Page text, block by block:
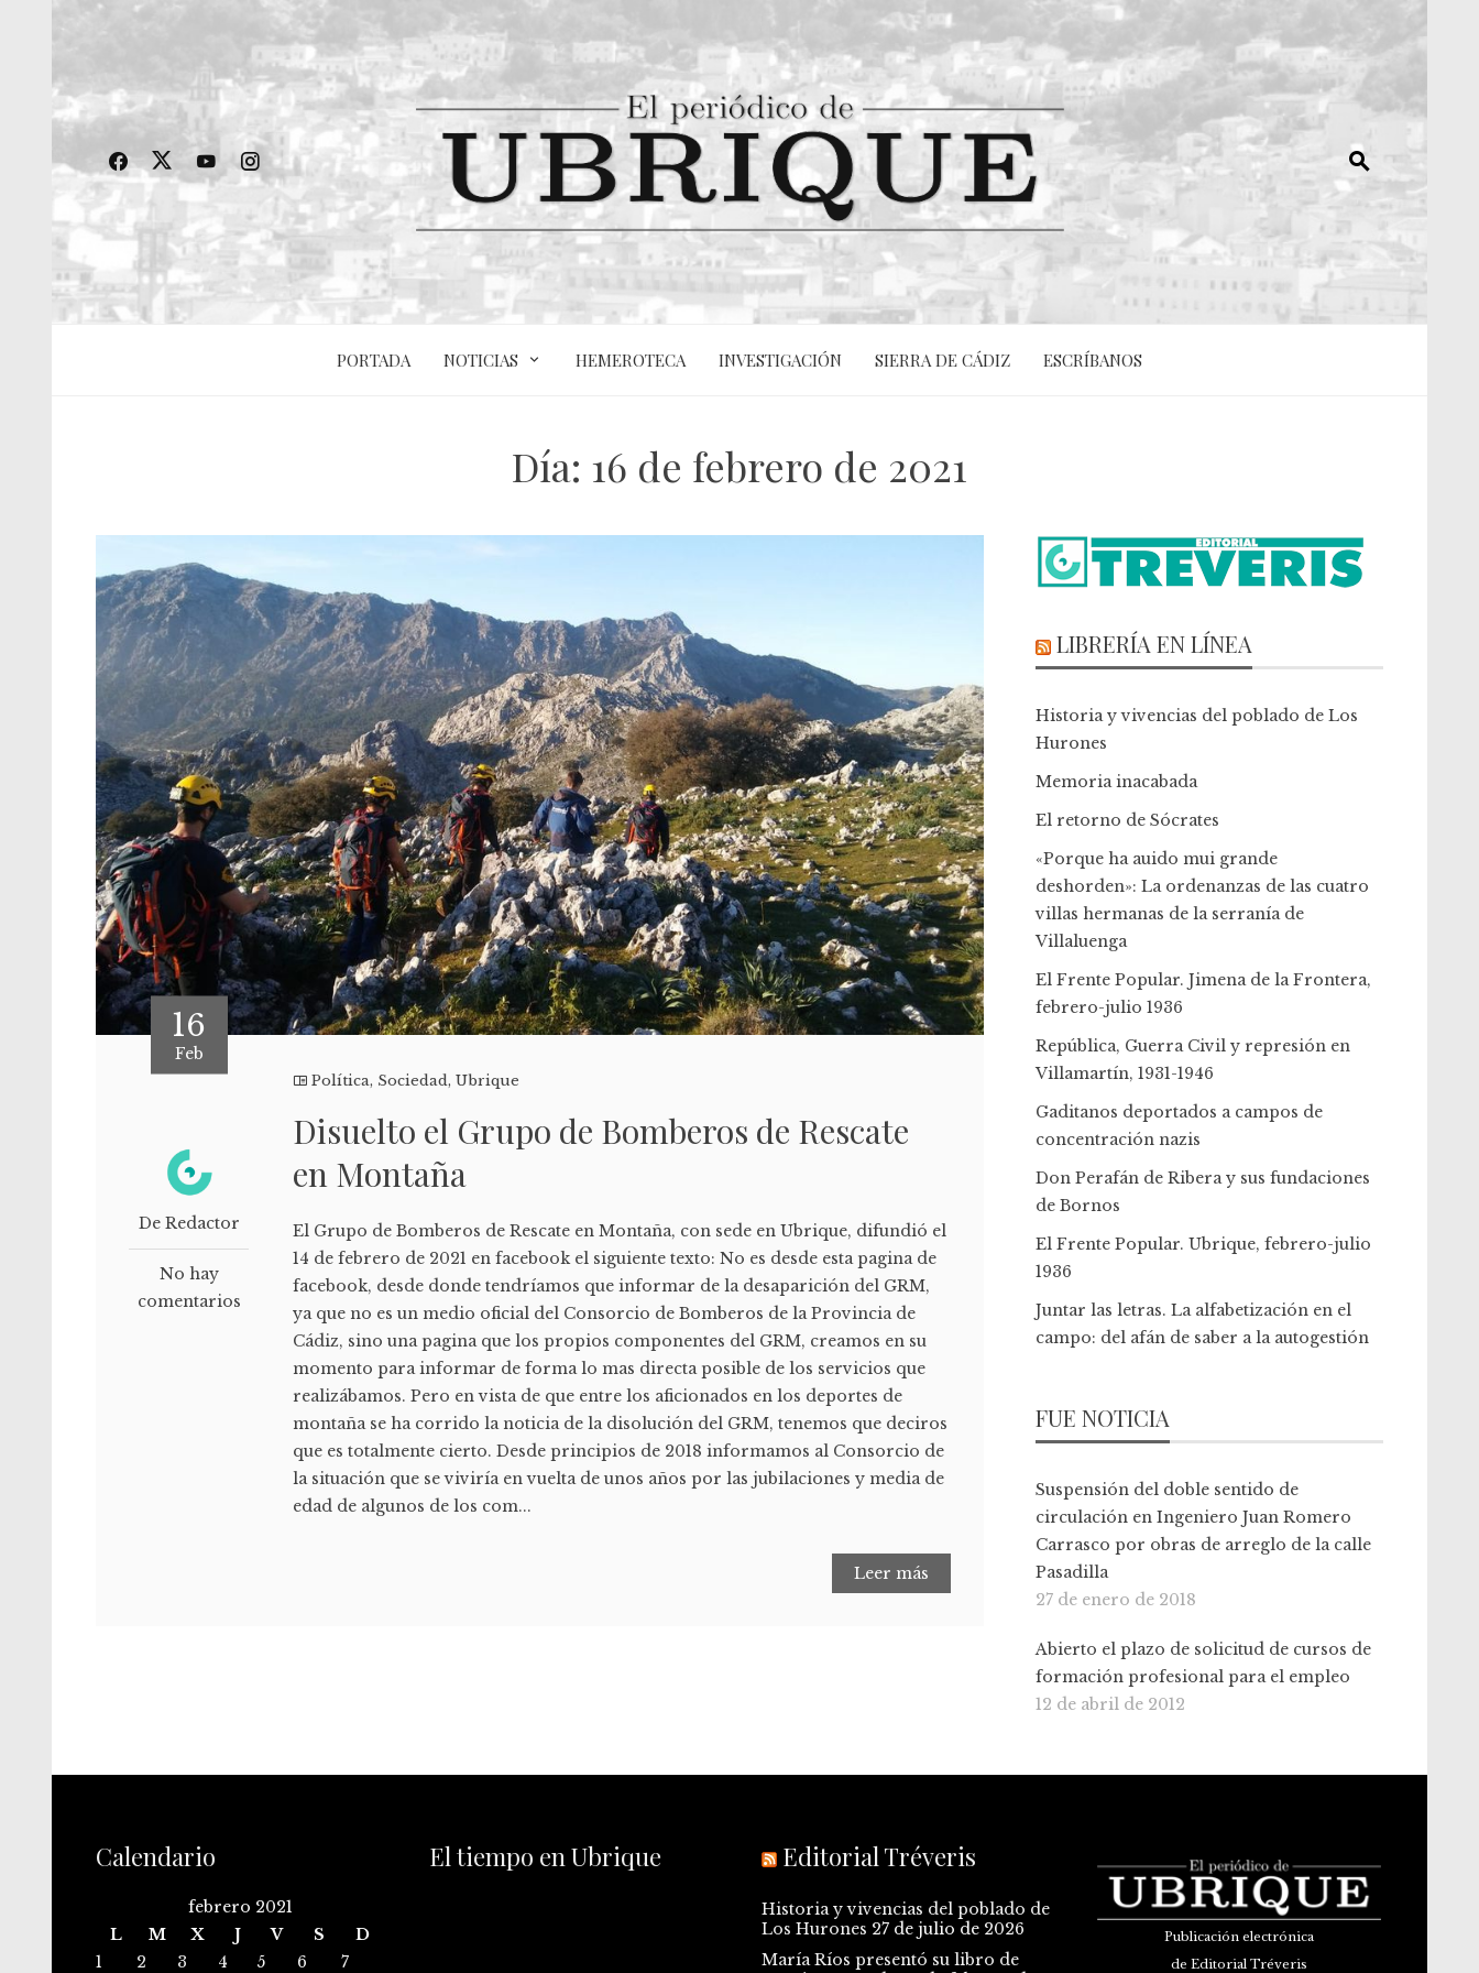
PORTADA NOTICIAS HEMEROTECA INVESTIGACIÓN SIERRA DE CÁDIZ ESCRÍBANOS
Día: 16 de febrero de 2021
16
Feb
De Redactor
No hay
comentarios
Política, Sociedad,Ubrique
Disuelto el Grupo de Bomberos de Rescate
en Montaña
El Grupo de Bomberos de Rescate en Montaña, con sede en Ubrique, difundió el
14 de febrero de 2021 en facebook el siguiente texto: No es desde esta pagina de
facebook, desde donde tendríamos que informar de la desaparición del GRM,
ya que no es un medio oficial del Consorcio de Bomberos de la Provincia de
Cádiz, sino una pagina que los propios componentes del GRM, creamos en su
momento para informar de forma lo mas directa posible de los servicios que
realizábamos. Pero en vista de que entre los aficionados en los deportes de
montaña se ha corrido la noticia de la disolución del GRM, tenemos que deciros
que es totalmente cierto. Desde principios de 2018 informamos al Consorcio de
la situación que se viviría en vuelta de unos años por las jubilaciones y media de
edad de algunos de los com...
Leer más
LIBRERÍA EN LÍNEA
Historia y vivencias del poblado de Los
Hurones
Memoria inacabada
El retorno de Sócrates
«Porque ha auido mui grande
deshorden»: La ordenanzas de las cuatro
villas hermanas de la serranía de
Villaluenga
El Frente Popular. Jimena de la Frontera,
febrero-julio 1936
República, Guerra Civil y represión en
Villamartín, 1931-1946
Gaditanos deportados a campos de
concentración nazis
Don Perafán de Ribera y sus fundaciones
de Bornos
El Frente Popular. Ubrique, febrero-julio
1936
Juntar las letras. La alfabetización en el
campo: del afán de saber a la autogestión
FUE NOTICIA
Suspensión del doble sentido de
circulación en Ingeniero Juan Romero
Carrasco por obras de arreglo de la calle
Pasadilla
27 de enero de 2018
Abierto el plazo de solicitud de cursos de
formación profesional para el empleo
12 de abril de 2012
Calendario
febrero 2021
L
M X J V S
D
1
2 3 4 5 6 7
El tiempo en Ubrique Editorial Tréveris
Historia y vivencias del poblado de
Los Hurones 27 de julio de 2026
María Ríos presentó su libro de
Publicación electrónica
de Editorial Tréveris